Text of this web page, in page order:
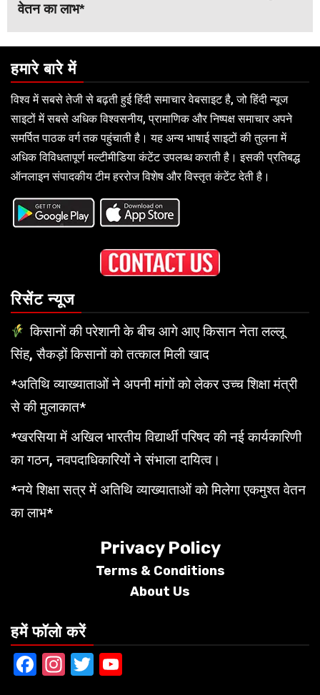
वेतन का लाभ*
हमारे बारे में
विश्व में सबसे तेजी से बढ़ती हुई हिंदी समाचार वेबसाइट है, जो हिंदी न्यूज
साइटों में सबसे अधिक विश्वसनीय, प्रामाणिक और निष्पक्ष समाचार अपने
समर्पित पाठक वर्ग तक पहुंचाती है। यह अन्य भाषाई साइटों की तुलना में
अधिक विविधतापूर्ण मल्टीमीडिया कंटेंट उपलब्ध कराती है। इसकी प्रतिबद्ध
ऑनलाइन संपादकीय टीम हररोज विशेष और विस्तृत कंटेंट देती है।
रिसेंट न्यूज
किसानों की परेशानी के बीच आगे आए किसान नेता लल्लू
सिंह, सैकड़ों किसानों को तत्काल मिली खाद
*अतिथि व्याख्याताओं ने अपनी मांगों को लेकर उच्च शिक्षा मंत्री
से की मुलाकात*
*खरसिया में अखिल भारतीय विद्यार्थी परिषद की नई कार्यकारिणी
का गठन, नवपदाधिकारियों ने संभाला दायित्व।
*नये शिक्षा सत्र में अतिथि व्याख्याताओं को मिलेगा एकमुश्त वेतन
का लाभ*
Privacy Policy
Terms & Conditions
About Us
हमें फॉलो करें
Facebook
Instagram
Twitter